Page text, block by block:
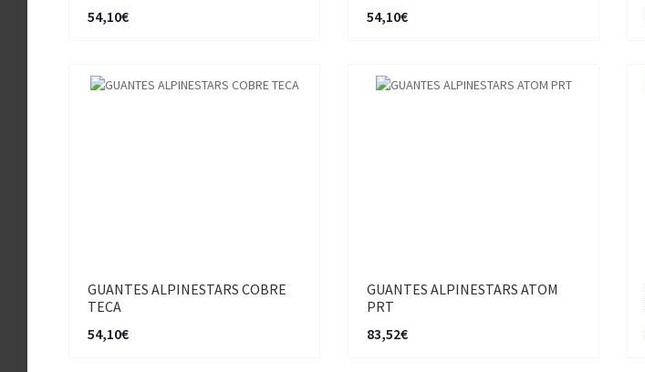
54,10€
54,10€
GUANTES ALPINESTARS COBRE
TECA
54,10€
GUANTES ALPINESTARS ATOM
PRT
83,52€